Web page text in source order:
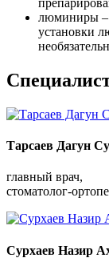
люминиры –
установки
Тарсаев Дагун
главный врач,
стоматолог-
Сурхаев Назир